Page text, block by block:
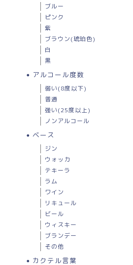
ブルー
ピンク
紫
ブラウン(琥珀色)
白
黒
アルコール度数
弱い(8度以下)
普通
強い(25度以上)
ノンアルコール
ベース
ジン
ウォッカ
テキーラ
ラム
ワイン
リキュール
ビール
ウィスキー
ブランデー
その他
カクテル言葉